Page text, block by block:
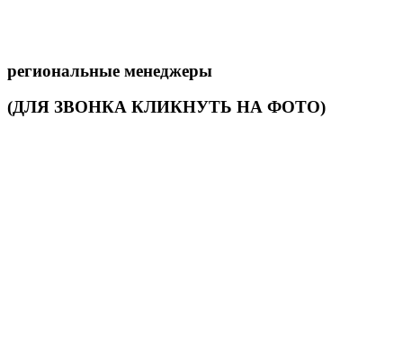
региональные менеджеры
(ДЛЯ ЗВОНКА КЛИКНУТЬ НА ФОТО)